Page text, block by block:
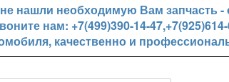
нашли необходимую Вам запчасть -
нам: +7(499)390-14-
качественно и